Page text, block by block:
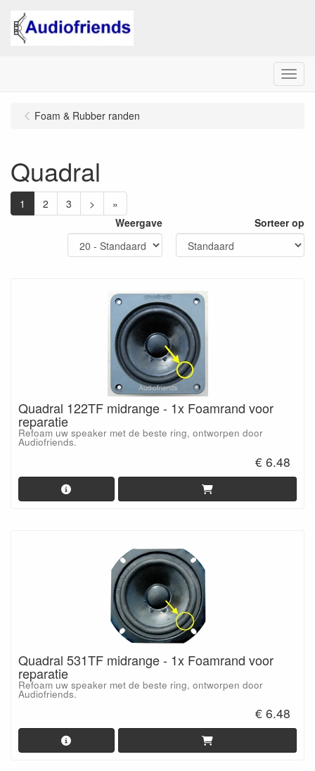
Menu
Foam & Rubber randen
Quadral
1 2 3 >
»
Weergave
Sorteer op
Quadral 122TF midrange - 1x Foamrand voor
reparatie
Refoam uw speaker met de beste ring, ontworpen door
Audiofriends.
€ 6.48
Quadral 531TF midrange - 1x Foamrand voor
reparatie
Refoam uw speaker met de beste ring, ontworpen door
Audiofriends.
€ 6.48